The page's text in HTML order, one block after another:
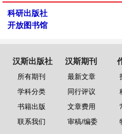
科研出版社
开放图书馆
汉斯出版社
所有期刊
学科分类
书籍出版
联系我们
汉斯期刊
最新文章
同行评议
文章费用
审稿/编委